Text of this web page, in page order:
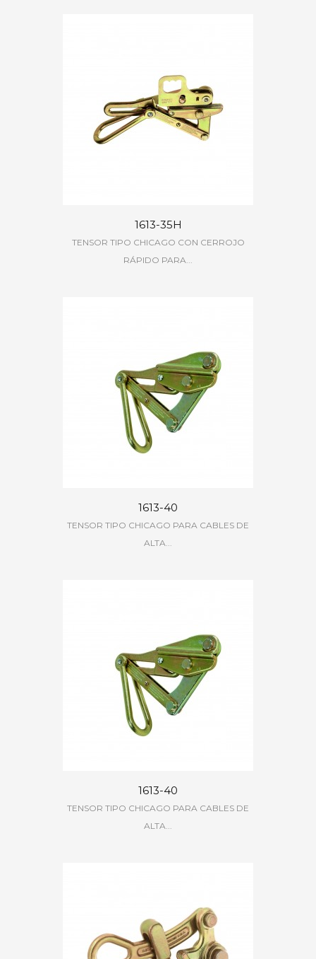
1613-35H
TENSOR TIPO CHICAGO CON CERROJO
RÁPIDO PARA...
1613-40
TENSOR TIPO CHICAGO PARA CABLES DE
ALTA...
1613-40
TENSOR TIPO CHICAGO PARA CABLES DE
ALTA...